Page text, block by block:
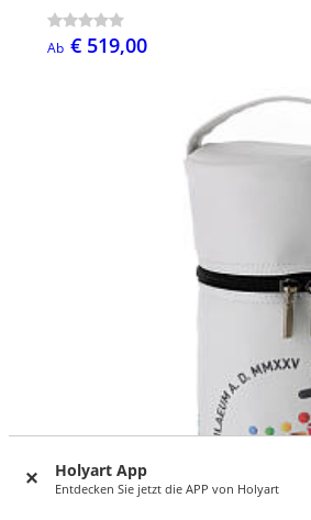
Holyart App
Entdecken Sie jetzt die APP von Holyart
Ab € 519,00